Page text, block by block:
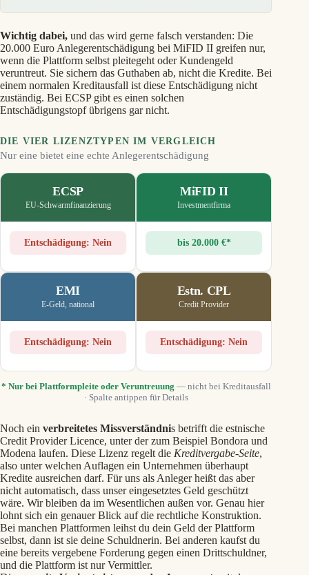
Wichtig dabei, und das wird gerne falsch verstanden: Die
20.000 Euro Anlegerentschädigung bei MiFID II greifen nur,
wenn die Plattform selbst pleitegeht oder Kundengeld
veruntreut. Sie sichern das Guthaben ab, nicht die Kredite. Bei
einem normalen Kreditausfall ist diese Entschädigung nicht
zuständig. Bei ECSP gibt es einen solchen
Entschädigungstopf übrigens gar nicht.
DIE VIER LIZENZTYPEN IM VERGLEICH
Nur eine bietet eine echte Anlegerentschädigung
ECSP
EU-Schwarmfinanzierung
Entschädigung: Nein
MiFID II
Investmentfirma
bis 20.000 €*
EMI
E-Geld, national
Entschädigung: Nein
Estn. CPL
Credit Provider
Entschädigung: Nein
* Nur bei Plattformpleite oder Veruntreuung — nicht bei Kreditausfall
· Spalte antippen für Details
Noch ein verbreitetes Missverständnis betrifft die estnische
Credit Provider Licence, unter der zum Beispiel Bondora und
Modena laufen. Diese Lizenz regelt die Kreditvergabe-Seite,
also unter welchen Auflagen ein Unternehmen überhaupt
Kredite ausreichen darf. Für uns als Anleger heißt das aber
nicht automatisch, dass unser eingesetztes Geld geschützt
wäre. Wir bleiben da im Wesentlichen außen vor. Genau hier
lohnt sich ein genauer Blick auf die rechtliche Konstruktion.
Bei manchen Plattformen leihst du dein Geld der Plattform
selbst, dann ist sie deine Schuldnerin. Bei anderen kaufst du
eine bereits vergebene Forderung gegen einen Drittschuldner,
und die Plattform ist nur Vermittler.